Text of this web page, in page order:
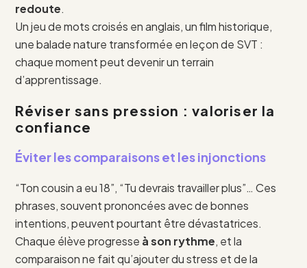
redoute.
Un jeu de mots croisés en anglais, un film historique,
une balade nature transformée en leçon de SVT :
chaque moment peut devenir un terrain
d’apprentissage.
Réviser sans pression : valoriser la
confiance
Éviter les comparaisons et les injonctions
“Ton cousin a eu 18”, “Tu devrais travailler plus”… Ces
phrases, souvent prononcées avec de bonnes
intentions, peuvent pourtant être dévastatrices.
Chaque élève progresse à son rythme, et la
comparaison ne fait qu’ajouter du stress et de la